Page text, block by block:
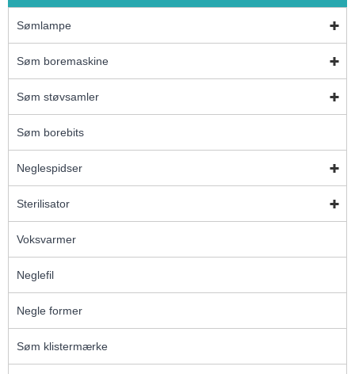
Sømlampe
Søm boremaskine
Søm støvsamler
Søm borebits
Neglespidser
Sterilisator
Voksvarmer
Neglefil
Negle former
Søm klistermærke